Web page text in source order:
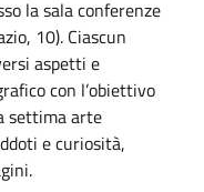
la sala conferenze
10). Ciascun
aspetti e
con l’obiettivo
settima arte
e curiosità,